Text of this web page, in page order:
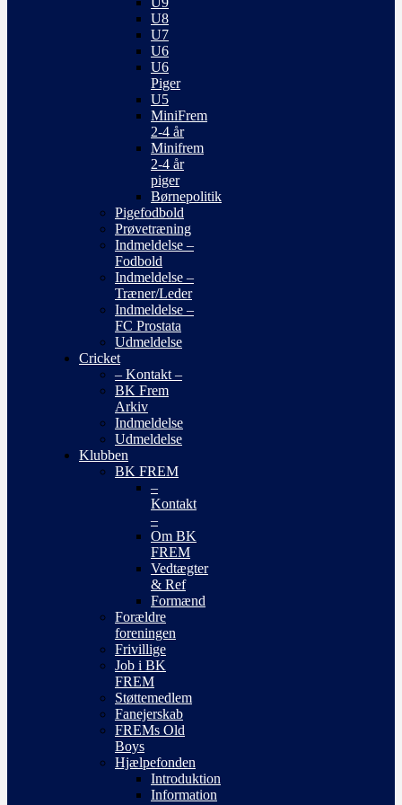
U8
U7
U6
U6
Piger
U5
MiniFrem
2-4 år
Minifrem
2-4 år
piger
Børnepolitik
Pigefodbold
Prøvetræning
Indmeldelse –
Fodbold
Indmeldelse –
Træner/Leder
Indmeldelse –
FC Prostata
Udmeldelse
Cricket
– Kontakt –
BK Frem
Arkiv
Indmeldelse
Udmeldelse
Klubben
BK FREM
–
Kontakt
–
Om BK
FREM
Vedtægter
& Ref
Formænd
Forældre
foreningen
Frivillige
Job i BK
FREM
Støttemedlem
Fanejerskab
FREMs Old
Boys
Hjælpefonden
Introduktion
Information